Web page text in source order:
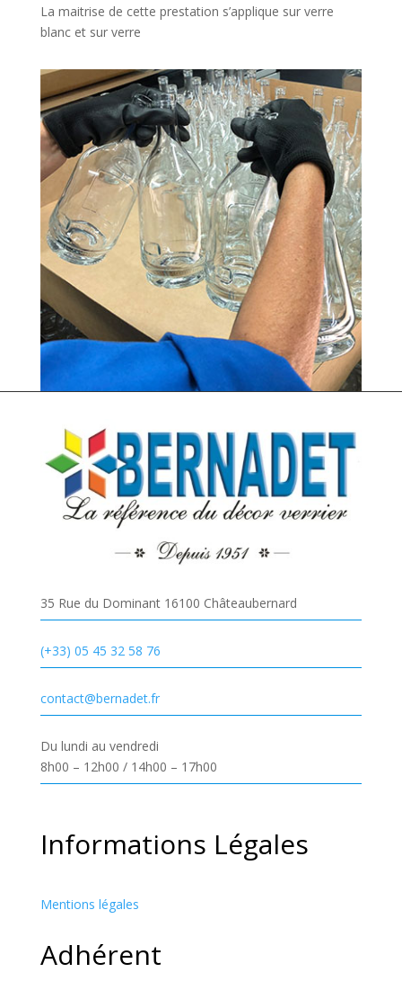
La maitrise de cette prestation s’applique sur verre
blanc et sur verre
35 Rue du Dominant 16100 Châteaubernard
(+33) 05 45 32 58 76
contact@bernadet.fr
Du lundi au vendredi
8h00 – 12h00 / 14h00 – 17h00
Informations Légales
Mentions légales
Adhérent